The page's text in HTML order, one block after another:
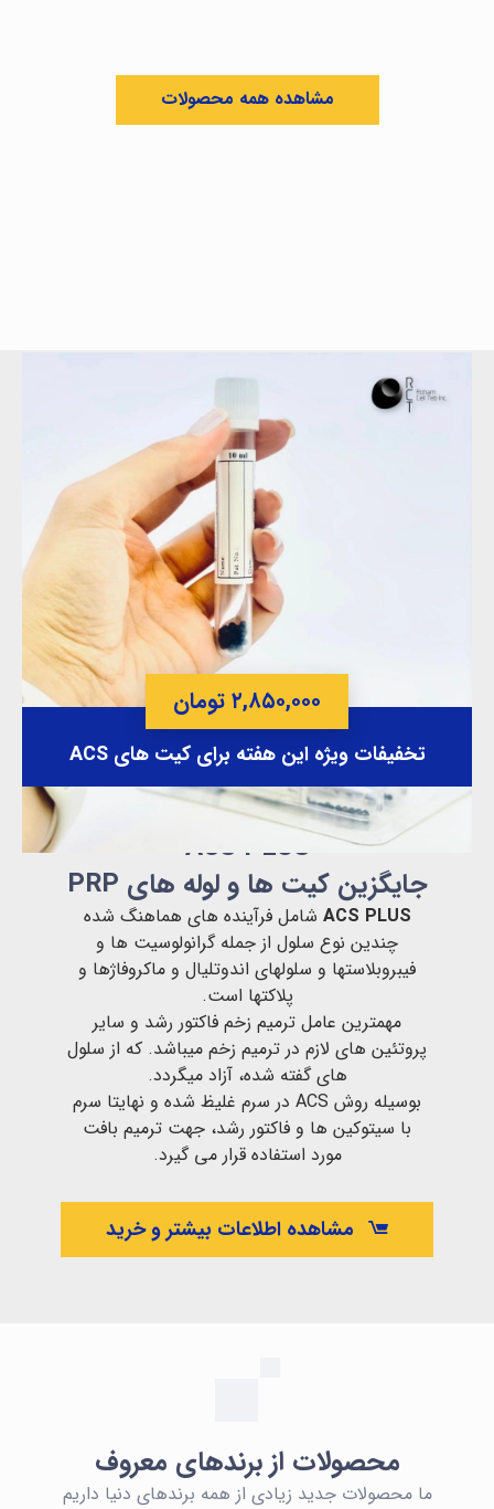
مشاهده همه محصولات
تخفیفات ویژه این هفته برای کیت های ACS
۲,۸۵۰,۰۰۰ تومان
ACS PLUS
جایگزین کیت ها و لوله های PRP
ACS PLUS شامل فرآینده های هماهنگ شده
چندین نوع سلول از جمله گرانولوسیت ها و
فیبروبلاستها و سلولهای اندوتلیال و ماکروفاژها و
پلاکتها است.
مهمترین عامل ترمیم زخم فاکتور رشد و سایر
پروتئین های لازم در ترمیم زخم میباشد. که از سلول
های گفته شده، آزاد میگردد.
بوسیله روش ACS در سرم غلیظ شده و نهایتا سرم
با سیتوکین ها و فاکتور رشد، جهت ترمیم بافت
مورد استفاده قرار می گیرد.
مشاهده اطلاعات بیشتر و خرید
محصولات از برندهای معروف
ما محصولات جدید زیادی از همه برندهای دنیا داریم